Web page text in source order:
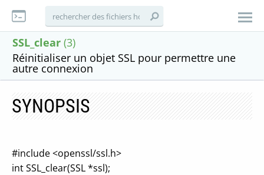
SSL_clear (3)
Réinitialiser un objet SSL pour permettre une
autre connexion
SYNOPSIS
#include <openssl/ssl.h>
int SSL_clear(SSL *ssl);